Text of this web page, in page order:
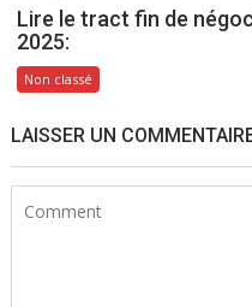
Lire le tract fin de
2025:
Non classé
LAISSER UN